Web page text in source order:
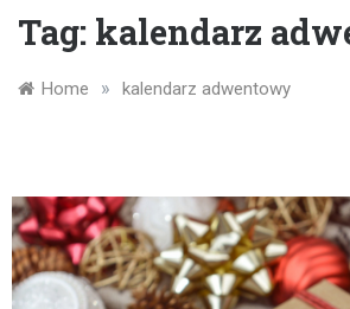
Tag: kalendarz
Home » kalendarz adwentowy